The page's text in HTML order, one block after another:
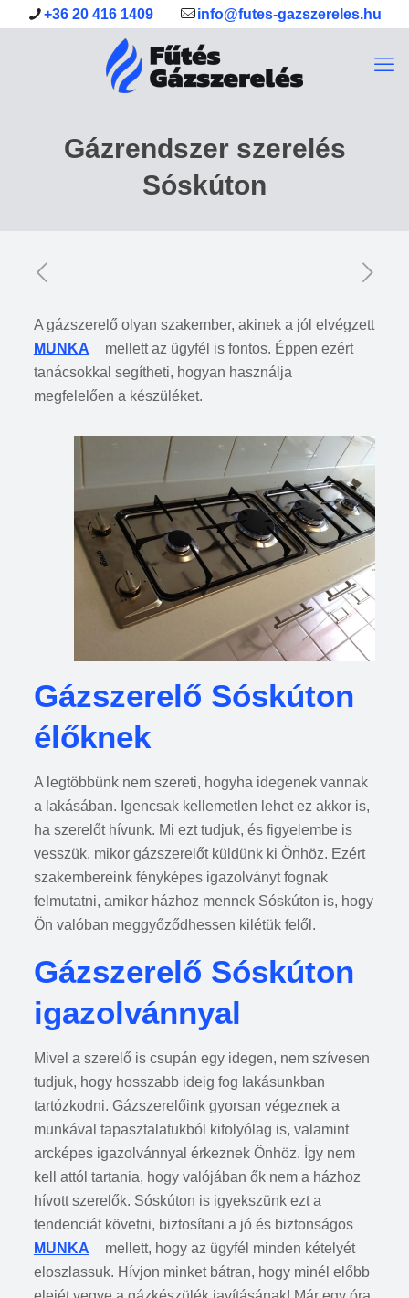
+36 20 416 1409 info@futes-gazszereles.hu
Gázrendszer szerelés
Sóskúton
A gázszerelő olyan szakember, akinek a jól elvégzett
MUNKA
mellett az ügyfél is fontos. Éppen ezért
tanácsokkal segítheti, hogyan használja
megfelelően a készüléket.
Gázszerelő Sóskúton
élőknek
A legtöbbünk nem szereti, hogyha idegenek vannak
a lakásában. Igencsak kellemetlen lehet ez akkor is,
ha szerelőt hívunk. Mi ezt tudjuk, és figyelembe is
vesszük, mikor gázszerelőt küldünk ki Önhöz. Ezért
szakembereink fényképes igazolványt fognak
felmutatni, amikor házhoz mennek Sóskúton is, hogy
Ön valóban meggyőződhessen kilétük felől.
Gázszerelő Sóskúton
igazolvánnyal
Mivel a szerelő is csupán egy idegen, nem szívesen
tudjuk, hogy hosszabb ideig fog lakásunkban
tartózkodni. Gázszerelőink gyorsan végeznek a
munkával tapasztalatukból kifolyólag is, valamint
arcképes igazolvánnyal érkeznek Önhöz. Így nem
kell attól tartania, hogy valójában ők nem a házhoz
hívott szerelők. Sóskúton is igyekszünk ezt a
tendenciát követni, biztosítani a jó és biztonságos
MUNKA
mellett, hogy az ügyfél minden kételyét
eloszlassuk. Hívjon minket bátran, hogy minél előbb